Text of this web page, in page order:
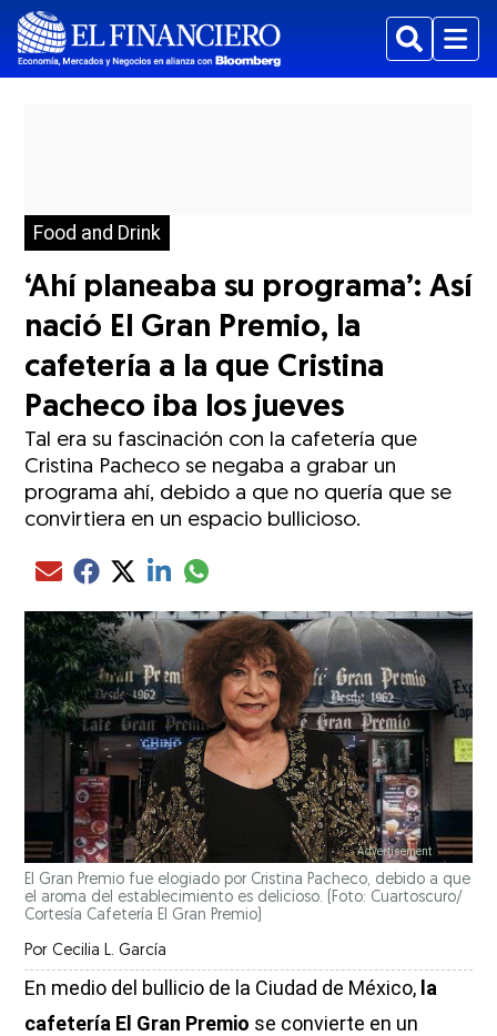
BuscarMenu
Food and Drink
‘Ahí planeaba su programa’: Así
nació El Gran Premio, la
cafetería a la que Cristina
Pacheco iba los jueves
Tal era su fascinación con la cafetería que
Cristina Pacheco se negaba a grabar un
programa ahí, debido a que no quería que se
convirtiera en un espacio bullicioso.
Compartir el artículo actual mediante Email
Compartir el artículo actual mediante Facebook
Compartir el artículo actual mediante Twitter
Compartir el artículo actual mediante LinkedIn
Compartir el artículo actual mediante
El Gran Premio fue elogiado por Cristina Pacheco, debido a que
el aroma del establecimiento es delicioso. (Foto: Cuartoscuro/
Cortesía Cafetería El Gran Premio)
Por Cecilia L. García
En medio del bullicio de la Ciudad de México, la
cafetería El Gran Premio se convierte en un